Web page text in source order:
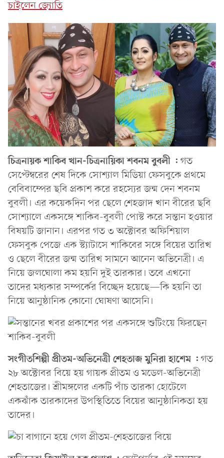
চাইলেন জ্যোতি
চিত্রনায়ক শাকিব খান-চিত্রনায়িকা শবনম বুবলী : গত
সেপ্টেম্বরের শেষ দিকে সোশ্যাল মিডিয়া ফেসবুকে প্রথমে
বেবিবাম্পের ছবি প্রকাশ করে রহস্যের জন্ম দেন শবনম
বুবলী। এর কয়েকদিন পর ছেলে শেহজাদ খান বীরের ছবি
সোশ্যালে একসঙ্গে শাকিব-বুবলী পোস্ট করে সন্তান হওয়ার
বিষয়টি জানান। এরপর গত ৩ অক্টোবর অফিশিয়াল
ফেসবুক পেজে এক স্ট্যাটাসে শাকিবের সঙ্গে বিয়ের তারিখ
ও ছেলে বীরের জন্ম তারিখ সামনে আনেন অভিনেত্রী। এ
নিয়ে জলঘোলা কম হয়নি দুই তারকার। তবে এখনো
তাদের মধ্যকার সম্পর্কের বিচ্ছেদ হয়েছে—কি হয়নি তা
নিয়ে আনুষ্ঠানিক কোনো ঘোষণা আসেনি।
সংগীতশিল্পী প্রীতম-অভিনেত্রী শেহতাজ মুনিরা হাশেম : গত
২৮ অক্টোবর বিয়ে হয় গায়ক প্রীতম ও মডেল-অভিনেত্রী
শেহতাজের। শ্রীমঙ্গলের একটি পাঁচ তারকা হোটেলে
একঝাঁক তারকাদের উপস্থিতিতে বিয়ের আনুষ্ঠানিকতা হয়
তাদের।